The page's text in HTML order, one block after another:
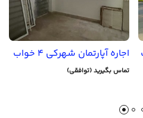
اجاره آپارتمان شهرکی 4 خواب
تماس بگیرید (توافقی)